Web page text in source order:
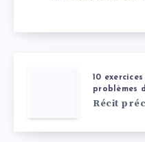
10
problèmes
Récit